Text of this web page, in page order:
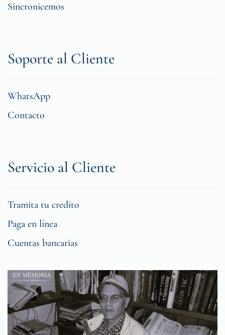
Sincronicemos
Soporte al Cliente
WhatsApp
Contacto
Servicio al Cliente
Tramita tu credito
Paga en línea
Cuentas bancarias